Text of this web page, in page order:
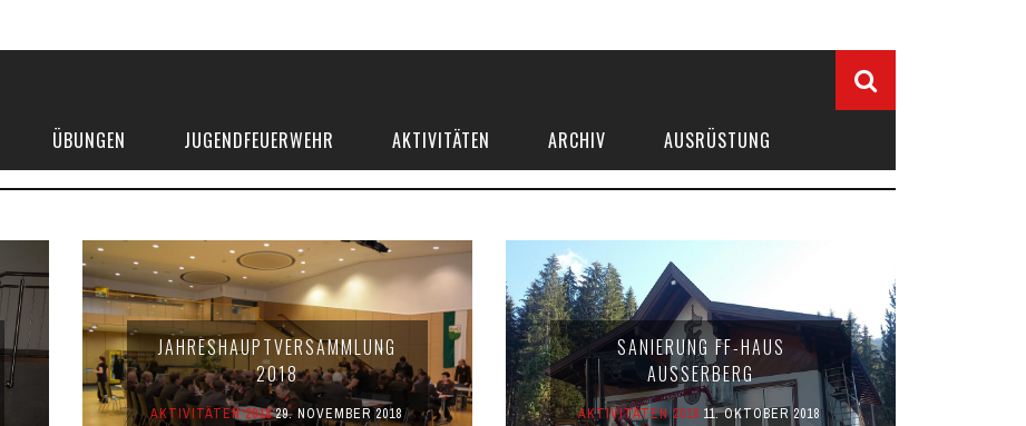
ÜBUNGEN JUGENDFEUERWEHR AKTIVITÄTEN ARCHIV AUSRÜSTUNG
JAHRESHAUPTVERSAMMLUNG
2018
AKTIVITÄTEN 201829. NOVEMBER 2018
SANIERUNG FF-HAUS
AUSSERBERG
AKTIVITÄTEN 2018 11. OKTOBER 2018